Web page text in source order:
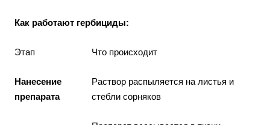
Как работают гербициды:
Этап Что происходит
Нанесение
препарата
Раствор распыляется на листья и
стебли сорняков